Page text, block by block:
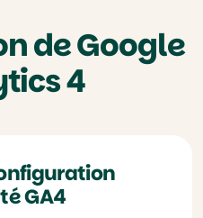
de Google
4
GA4